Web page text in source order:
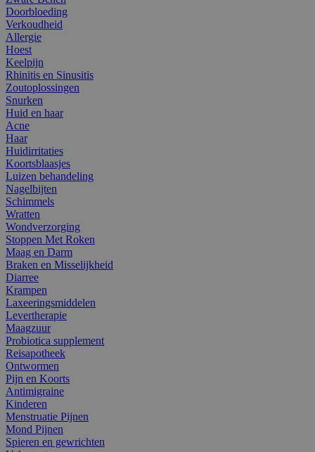
Doorbloeding
Verkoudheid
Allergie
Hoest
Keelpijn
Rhinitis en Sinusitis
Zoutoplossingen
Snurken
Huid en haar
Acne
Haar
Huidirritaties
Koortsblaasjes
Luizen behandeling
Nagelbijten
Schimmels
Wratten
Wondverzorging
Stoppen Met Roken
Maag en Darm
Braken en Misselijkheid
Diarree
Krampen
Laxeeringsmiddelen
Levertherapie
Maagzuur
Probiotica supplement
Reisapotheek
Ontwormen
Pijn en Koorts
Antimigraine
Kinderen
Menstruatie Pijnen
Mond Pijnen
Spieren en gewrichten